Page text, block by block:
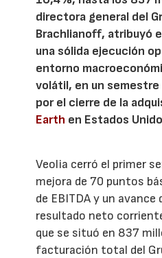
directora general del
Brachlianoff, atribuyó
una sólida ejecución
entorno
volátil, en un semestre
por el cierre de la
Earth en Estados
Veolia cerró el primer
mejora de 70 puntos
de EBITDA y un avance
resultado neto
que se situó en 837
facturación total del